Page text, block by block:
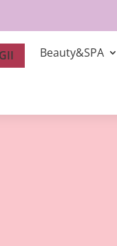
Beauty&SPA